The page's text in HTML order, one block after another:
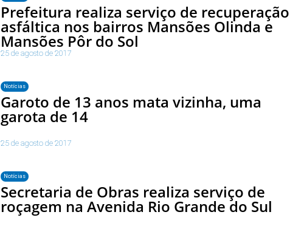
Prefeitura realiza serviço de recuperação
asfáltica nos bairros Mansões Olinda e
Mansões Pôr do Sol
25 de agosto de 2017
Notícias
Garoto de 13 anos mata vizinha, uma
garota de 14
25 de agosto de 2017
Notícias
Secretaria de Obras realiza serviço de
roçagem na Avenida Rio Grande do Sul